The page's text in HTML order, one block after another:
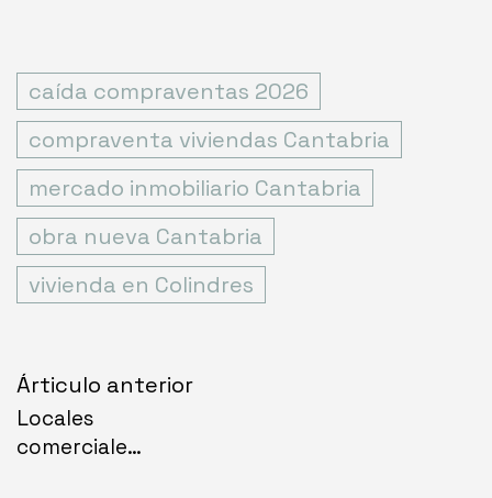
caída compraventas 2026
compraventa viviendas Cantabria
mercado inmobiliario Cantabria
obra nueva Cantabria
vivienda en Colindres
Navegación
de
Árticulo anterior
Locales
comerciales